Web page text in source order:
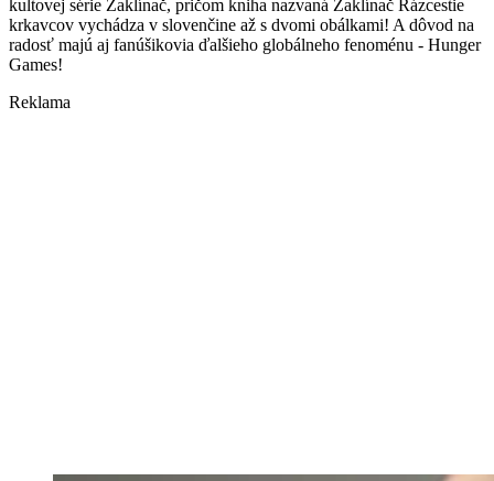
kultovej série Zaklínač, pričom kniha nazvaná Zaklínač Rázcestie
krkavcov vychádza v slovenčine až s dvomi obálkami! A dôvod na
radosť majú aj fanúšikovia ďalšieho globálneho fenoménu - Hunger
Games!
Reklama